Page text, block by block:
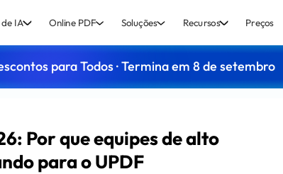
IA Online PDF Soluções Recursos Preços
para Todos · Termina em 8 de setembro
Por que equipes de alto
para o UPDF